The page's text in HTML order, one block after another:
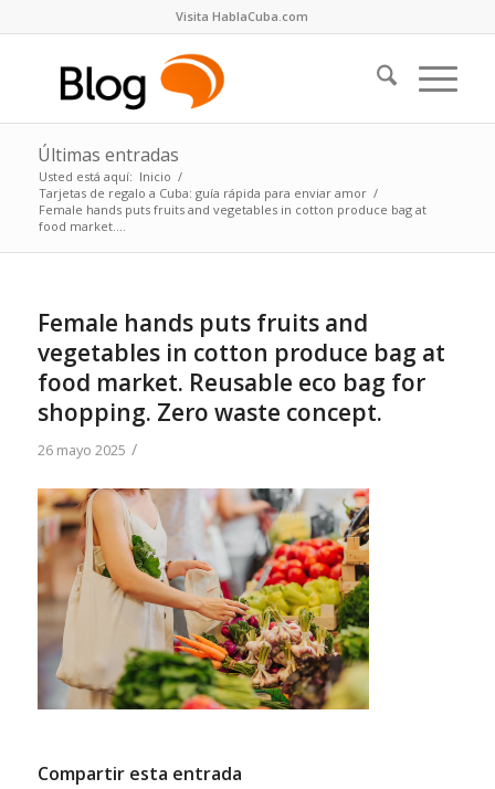
Visita HablaCuba.com
Últimas entradas
Usted está aquí: Inicio /
Tarjetas de regalo a Cuba: guía rápida para enviar amor /
Female hands puts fruits and vegetables in cotton produce bag at
food market....
Female hands puts fruits and
vegetables in cotton produce bag at
food market. Reusable eco bag for
shopping. Zero waste concept.
26 mayo 2025 /
Compartir esta entrada